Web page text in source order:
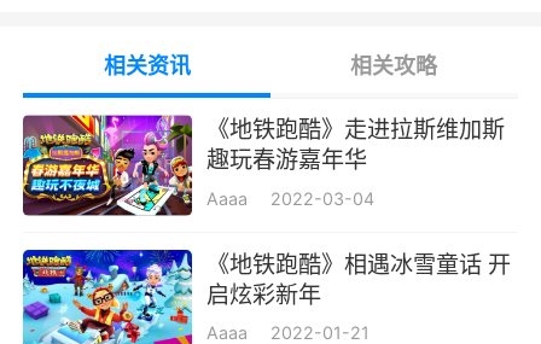
1、多样化的跑酷场景，更有趣味道具等你体
验
2、帮助高级、技术熟练和没有经验的新玩
家，逃避乖僻的检查员和斗牛犬的检查
3、新角色萨尔玛登场，解锁游牧装扮
4、高质量的游戏画面以及丰富的游戏内容
相关资讯 相关攻略
​《地铁跑酷》走进拉斯维加斯
趣玩春游嘉年华
Aaaa 2022-03-04
《地铁跑酷》相遇冰雪童话 开
启炫彩新年
Aaaa 2022-01-21